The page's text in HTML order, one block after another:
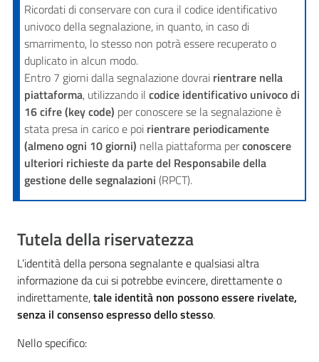
Ricordati di conservare con cura il codice identificativo
univoco della segnalazione, in quanto, in caso di
smarrimento, lo stesso non potrà essere recuperato o
duplicato in alcun modo.
Entro 7 giorni dalla segnalazione dovrai rientrare nella
piattaforma, utilizzando il codice identificativo univoco di
16 cifre (key code) per conoscere se la segnalazione è
stata presa in carico e poi rientrare periodicamente
(almeno ogni 10 giorni) nella piattaforma perconoscere
ulteriori richieste da parte del Responsabile della
gestione delle segnalazioni (RPCT).
Tutela della riservatezza
L’identità della persona segnalante e qualsiasi altra
informazione da cui si potrebbe evincere, direttamente o
indirettamente,tale identità non possono essere rivelate,
senza il consenso espresso dello stesso.
Nello specifico: